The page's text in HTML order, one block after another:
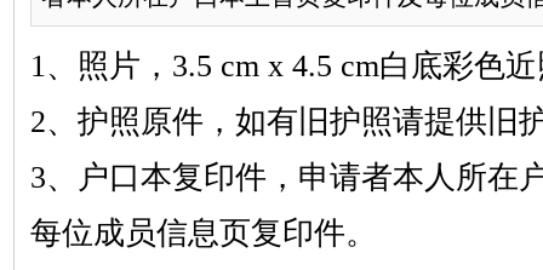
1、照片， 3.5 cm x 4.5 cm白底彩色
2、护照原件，如有旧护照请提供旧
3、户口本复印件，申请者本人所在
每位成员信息页复印件。